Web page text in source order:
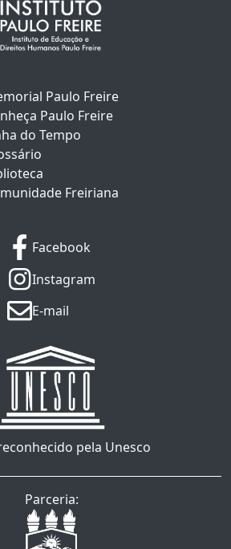
Paulo Freire
Paulo Freire
do Tempo
Freiriana
Facebook
Instagram
E-mail
pela Unesco
Parceria: